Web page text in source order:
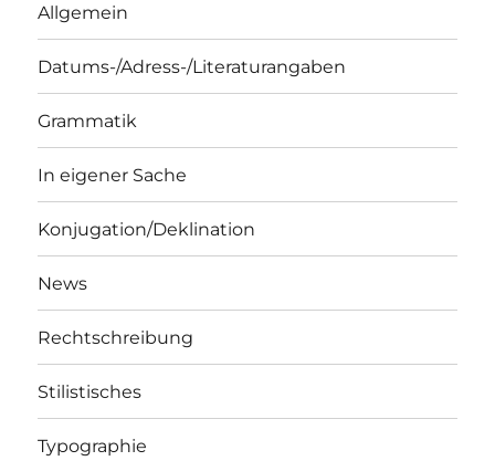
Allgemein
Datums-/Adress-/Literaturangaben
Grammatik
In eigener Sache
Konjugation/Deklination
News
Rechtschreibung
Stilistisches
Typographie